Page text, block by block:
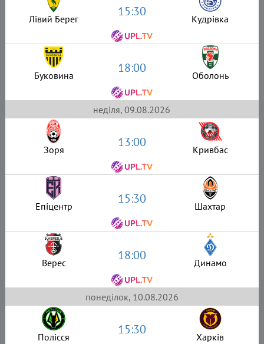
Лівий Берег 15:30 Кудрівка
Буковина 18:00 Оболонь
неділя, 09.08.2026
Зоря 13:00 Кривбас
Епіцентр 15:30 Шахтар
Верес 18:00 Динамо
понеділок, 10.08.2026
Полісся 15:30 Харків